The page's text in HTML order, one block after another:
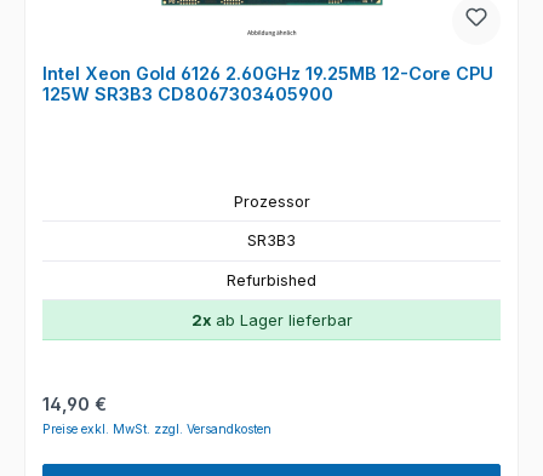
Intel Xeon Gold 6126 2.60GHz 19.25MB 12-Core CPU
125W SR3B3 CD8067303405900
Prozessor
SR3B3
Refurbished
2xab Lager lieferbar
Regulärer Preis:
14,90 €
Preise exkl. MwSt. zzgl. Versandkosten